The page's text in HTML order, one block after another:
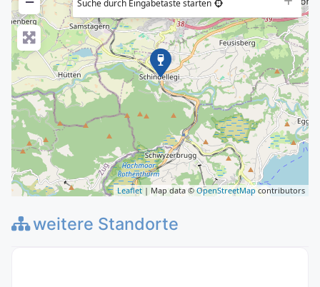
Suche durch Eingabetaste starten
Leaflet | Map data © OpenStreetMapcontributors
weitere Standorte